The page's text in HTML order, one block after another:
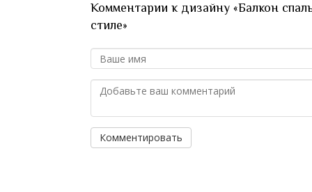
Комментарии к дизайну «Балкон
стиле»
Комментировать